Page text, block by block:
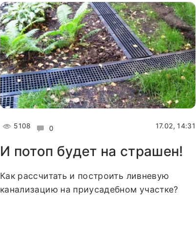
5108 0 17.02, 14:31
И потоп будет на страшен!
Как рассчитать и построить ливневую
канализацию на приусадебном участке?